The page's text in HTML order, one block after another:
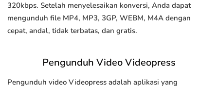
320kbps. Setelah menyelesaikan konversi, Anda dapat
mengunduh file MP4, MP3, 3GP, WEBM, M4A dengan
cepat, andal, tidak terbatas, dan gratis.
Pengunduh Video Videopress
Pengunduh video Videopress adalah aplikasi yang